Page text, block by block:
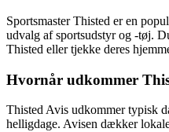
Sportsmaster Thisted er en
udvalg af sportsudstyr og -tøj.
Thisted eller tjekke deres
Hvornår udkommer
Thisted Avis udkommer typisk
helligdage. Avisen dækker